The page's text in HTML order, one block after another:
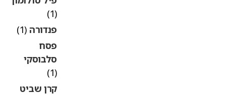
פנדורה(1)
פסח
סלבוסקי
קרן שביט